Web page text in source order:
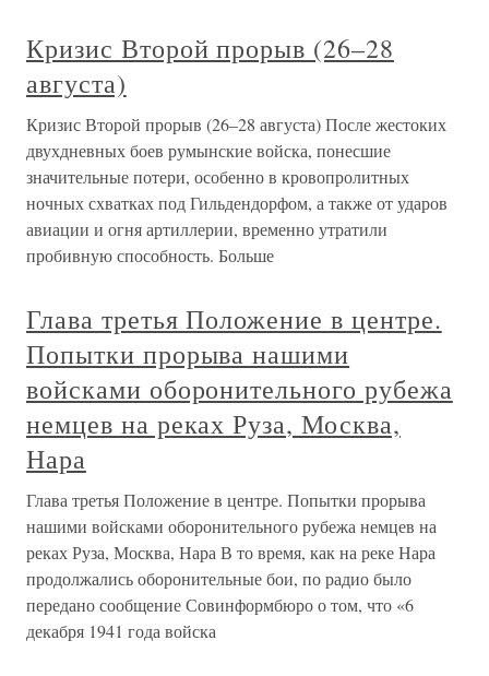
Кризис Второй прорыв (26–28
августа)
Кризис Второй прорыв (26–28 августа) После жестоких
двухдневных боев румынские войска, понесшие
значительные потери, особенно в кровопролитных
ночных схватках под Гильдендорфом, а также от ударов
авиации и огня артиллерии, временно утратили
пробивную способность. Больше
Глава третья Положение в центре.
Попытки прорыва нашими
войсками оборонительного рубежа
немцев на реках Руза, Москва,
Нара
Глава третья Положение в центре. Попытки прорыва
нашими войсками оборонительного рубежа немцев на
реках Руза, Москва, Нара В то время, как на реке Нара
продолжались оборонительные бои, по радио было
передано сообщение Совинформбюро о том, что «6
декабря 1941 года войска